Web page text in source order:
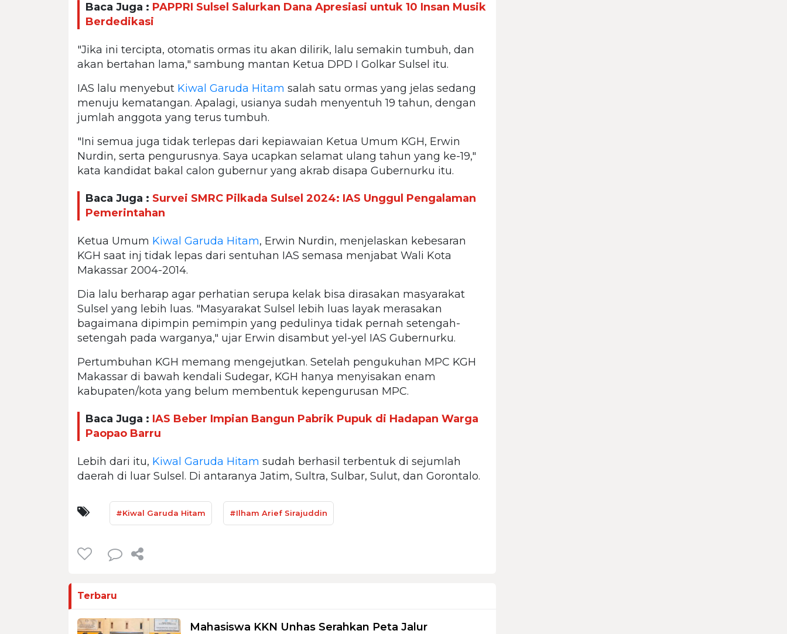
Baca Juga : PAPPRI Sulsel Salurkan Dana Apresiasi untuk 10 Insan Musik
Berdedikasi
"Jika ini tercipta, otomatis ormas itu akan dilirik, lalu semakin tumbuh, dan
akan bertahan lama," sambung mantan Ketua DPD I Golkar Sulsel itu.
IAS lalu menyebut Kiwal Garuda Hitam salah satu ormas yang jelas sedang
menuju kematangan. Apalagi, usianya sudah menyentuh 19 tahun, dengan
jumlah anggota yang terus tumbuh.
"Ini semua juga tidak terlepas dari kepiawaian Ketua Umum KGH, Erwin
Nurdin, serta pengurusnya. Saya ucapkan selamat ulang tahun yang ke-19,"
kata kandidat bakal calon gubernur yang akrab disapa Gubernurku itu.
Baca Juga : Survei SMRC Pilkada Sulsel 2024: IAS Unggul Pengalaman
Pemerintahan
Ketua Umum Kiwal Garuda Hitam, Erwin Nurdin, menjelaskan kebesaran
KGH saat inj tidak lepas dari sentuhan IAS semasa menjabat Wali Kota
Makassar 2004-2014.
Dia lalu berharap agar perhatian serupa kelak bisa dirasakan masyarakat
Sulsel yang lebih luas. "Masyarakat Sulsel lebih luas layak merasakan
bagaimana dipimpin pemimpin yang pedulinya tidak pernah setengah-
setengah pada warganya," ujar Erwin disambut yel-yel IAS Gubernurku.
Pertumbuhan KGH memang mengejutkan. Setelah pengukuhan MPC KGH
Makassar di bawah kendali Sudegar, KGH hanya menyisakan enam
kabupaten/kota yang belum membentuk kepengurusan MPC.
Baca Juga : IAS Beber Impian Bangun Pabrik Pupuk di Hadapan Warga
Paopao Barru
Lebih dari itu, Kiwal Garuda Hitam sudah berhasil terbentuk di sejumlah
daerah di luar Sulsel. Di antaranya Jatim, Sultra, Sulbar, Sulut, dan Gorontalo.
#Kiwal Garuda Hitam #Ilham Arief Sirajuddin
Terbaru
Mahasiswa KKN Unhas Serahkan Peta Jalur